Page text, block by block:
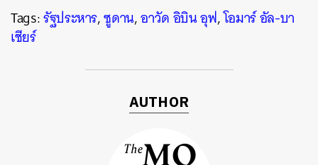
Tags:รัฐประหาร,ซูดาน,อาวัด อิบิน อุฟ,โอมาร์ อัล-บา
เชียร์
AUTHOR